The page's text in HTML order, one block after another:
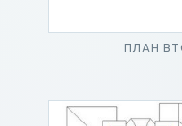
ПЛАН